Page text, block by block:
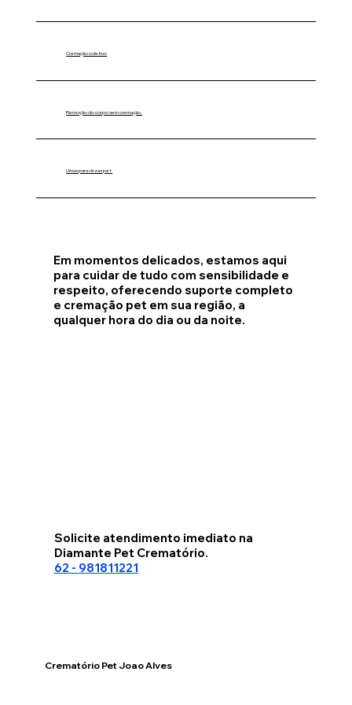
Cremação coletivo
Remoção do corpo sem cremação.
Urnas para cinzas pet
Em momentos delicados, estamos aqui
para cuidar de tudo com sensibilidade e
respeito, oferecendo suporte completo
e cremação pet em sua região, a
qualquer hora do dia ou da noite.
Solicite atendimento imediato na
Diamante Pet Crematório.
62 - 981811221
Crematório Pet Joao Alves